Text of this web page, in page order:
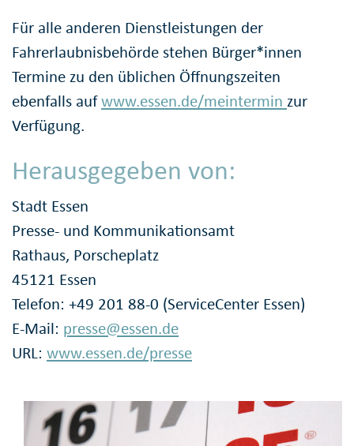
Für alle anderen Dienstleistungen der
Fahrerlaubnisbehörde stehen Bürger*innen
Termine zu den üblichen Öffnungszeiten
ebenfalls aufwww.essen.de/meintermin zur
Verfügung.
Herausgegeben von:
Stadt Essen
Presse- und Kommunikationsamt
Rathaus, Porscheplatz
45121 Essen
Telefon: +49 201 88-0 (ServiceCenter Essen)
E-Mail: presse@essen.de
URL: www.essen.de/presse